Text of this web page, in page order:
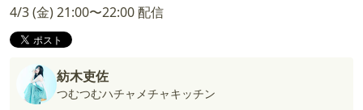
4/3 (金) 21:00〜22:00 配信
紡木吏佐
つむつむハチャメチャキッチン